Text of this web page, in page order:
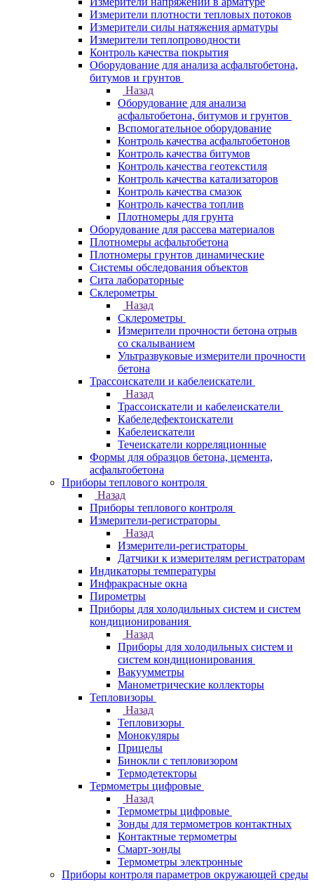
Измерители плотности тепловых потоков
Измерители силы натяжения арматуры
Измерители теплопроводности
Контроль качества покрытия
Оборудование для анализа асфальтобетона,
битумов и грунтов
Назад
Оборудование для анализа
асфальтобетона, битумов и грунтов
Вспомогательное оборудование
Контроль качества асфальтобетонов
Контроль качества битумов
Контроль качества геотекстиля
Контроль качества катализаторов
Контроль качества смазок
Контроль качества топлив
Плотномеры для грунта
Оборудование для рассева материалов
Плотномеры асфальтобетона
Плотномеры грунтов динамические
Системы обследования объектов
Сита лабораторные
Склерометры
Назад
Склерометры
Измерители прочности бетона отрыв
со скалыванием
Ультразвуковые измерители прочности
бетона
Трассоискатели и кабелеискатели
Назад
Трассоискатели и кабелеискатели
Кабеледефектоискатели
Кабелеискатели
Течеискатели корреляционные
Формы для образцов бетона, цемента,
асфальтобетона
Приборы теплового контроля
Назад
Приборы теплового контроля
Измерители-регистраторы
Назад
Измерители-регистраторы
Датчики к измерителям регистраторам
Индикаторы температуры
Инфракрасные окна
Пирометры
Приборы для холодильных систем и систем
кондиционирования
Назад
Приборы для холодильных систем и
систем кондиционирования
Вакуумметры
Манометрические коллекторы
Тепловизоры
Назад
Тепловизоры
Монокуляры
Прицелы
Бинокли с тепловизором
Термодетекторы
Термометры цифровые
Назад
Термометры цифровые
Зонды для термометров контактных
Контактные термометры
Смарт-зонды
Термометры электронные
Приборы контроля параметров окружающей среды